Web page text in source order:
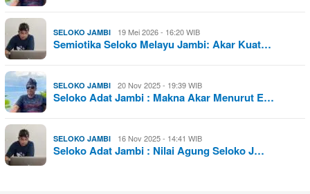
SELOKO JAMBI 19 Mei 2026 - 16:20 WIB
Semiotika Seloko Melayu Jambi: Akar Kuat…
SELOKO JAMBI 20 Nov 2025 - 19:39 WIB
Seloko Adat Jambi : Makna Akar Menurut E…
SELOKO JAMBI 16 Nov 2025 - 14:41 WIB
Seloko Adat Jambi : Nilai Agung Seloko J…